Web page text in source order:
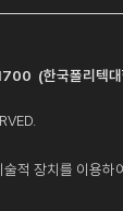
(한국폴리텍대
적 장치를 이용하